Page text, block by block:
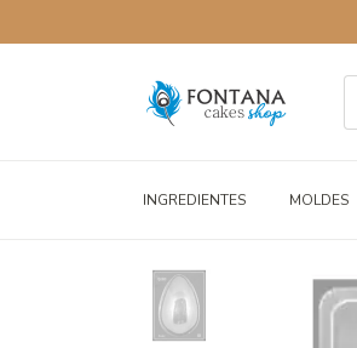
INGREDIENTES MOLDES